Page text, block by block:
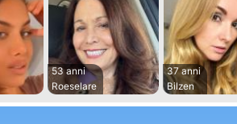
53 anni
Roeselare
37 anni
Bilzen